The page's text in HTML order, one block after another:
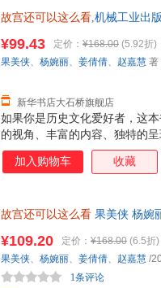
故宫还可以这么看,机械工业出
如果你是历史文化爱好者，这
的视角、丰富的内容、独特的
元的文化内涵。书中大量未公
通往故宫神秘世界的大门。对
¥99.43 定价： ¥168.00 (5.92折)
新华书店大石桥旗舰店
果美侠、 杨婉丽、 姜倩倩、 赵嘉慧 著
加入购物车 收藏
故宫还可以这么看 果美侠 杨婉
¥109.20 定价： ¥168.00 (6.5折)
1条评论
果美侠、 杨婉丽、 姜倩倩、 赵嘉慧 /